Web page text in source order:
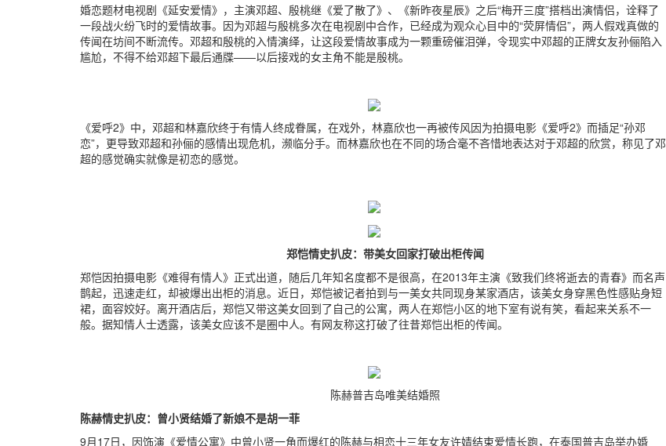
婚恋题材电视剧《延安爱情》，主演邓超、殷桃继《爱了散了》、《新昨夜星辰》之后“梅开三度”搭档出演情侣，诠释了
一段战火纷飞时的爱情故事。因为邓超与殷桃多次在电视剧中合作，已经成为观众心目中的“荧屏情侣”，两人假戏真做的
传闻在坊间不断流传。邓超和殷桃的入情演绎，让这段爱情故事成为一颗重磅催泪弹，令现实中邓超的正牌女友孙俪陷入
尴尬，不得不给邓超下最后通牒——以后接戏的女主角不能是殷桃。
《爱呼2》中，邓超和林嘉欣终于有情人终成眷属，在戏外，林嘉欣也一再被传风因为拍摄电影《爱呼2》而插足“孙邓
恋”，更导致邓超和孙俪的感情出现危机，濒临分手。而林嘉欣也在不同的场合毫不吝惜地表达对于邓超的欣赏，称见了邓
超的感觉确实就像是初恋的感觉。
郑恺情史扒皮：带美女回家打破出柜传闻
郑恺因拍摄电影《难得有情人》正式出道，随后几年知名度都不是很高，在2013年主演《致我们终将逝去的青春》而名声
鹊起，迅速走红，却被爆出出柜的消息。近日，郑恺被记者拍到与一美女共同现身某家酒店，该美女身穿黑色性感贴身短
裙，面容姣好。离开酒店后，郑恺又带这美女回到了自己的公寓，两人在郑恺小区的地下室有说有笑，看起来关系不一
般。据知情人士透露，该美女应该不是圈中人。有网友称这打破了往昔郑恺出柜的传闻。
陈赫普吉岛唯美结婚照
陈赫情史扒皮：曾小贤结婚了新娘不是胡一菲
9月17日，因饰演《爱情公寓》中曾小贤一角而爆红的陈赫与相恋十三年女友许婧结束爱情长跑，在泰国普吉岛举办婚